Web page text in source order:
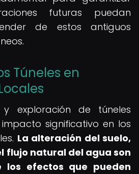
futuras puedan
de estos antiguos
Túneles en
y exploración de túneles
significativo en los
La alteración del suelo,
flujo natural del agua son
los efectos que pueden